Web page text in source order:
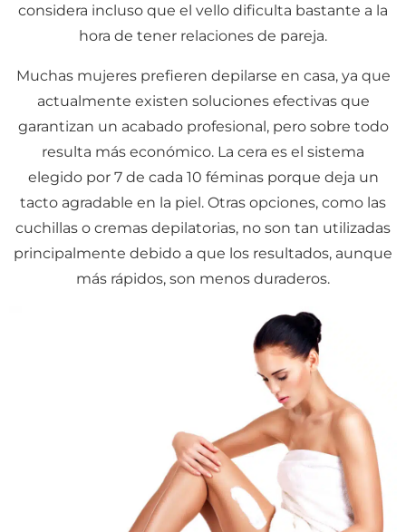
considera incluso que el vello dificulta bastante a la
hora de tener relaciones de pareja.
Muchas mujeres prefieren depilarse en casa, ya que
actualmente existen soluciones efectivas que
garantizan un acabado profesional, pero sobre todo
resulta más económico. La cera es el sistema
elegido por 7 de cada 10 féminas porque deja un
tacto agradable en la piel. Otras opciones, como las
cuchillas o cremas depilatorias, no son tan utilizadas
principalmente debido a que los resultados, aunque
más rápidos, son menos duraderos.